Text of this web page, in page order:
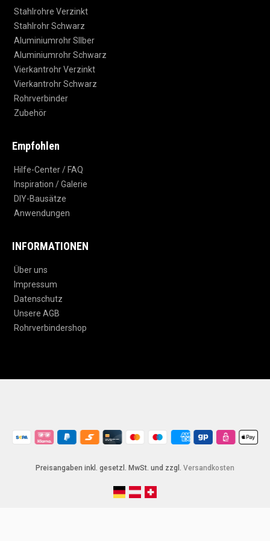
Stahlrohre Verzinkt
Stahlrohr Schwarz
Aluminiumrohr SIlber
Aluminiumrohr Schwarz
Vierkantrohr Verzinkt
Vierkantrohr Schwarz
Rohrverbinder
Zubehör
Empfohlen
Hilfe-Center / FAQ
Inspiration / Galerie
DIY-Bausätze
Anwendungen
INFORMATIONEN
Über uns
Impressum
Datenschutz
Unsere AGB
Rohrverbindershop
Preisangaben inkl. gesetzl. MwSt. und zzgl. Versandkosten